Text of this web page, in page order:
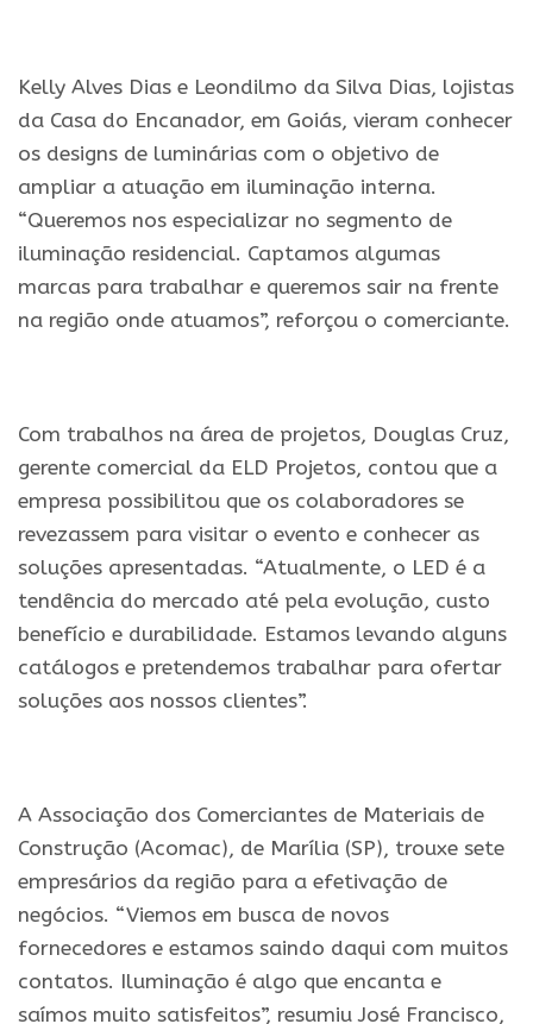
Kelly Alves Dias e Leondilmo da Silva Dias, lojistas
da Casa do Encanador, em Goiás, vieram conhecer
os designs de luminárias com o objetivo de
ampliar a atuação em iluminação interna.
“Queremos nos especializar no segmento de
iluminação residencial. Captamos algumas
marcas para trabalhar e queremos sair na frente
na região onde atuamos”, reforçou o comerciante.
Com trabalhos na área de projetos, Douglas Cruz,
gerente comercial da ELD Projetos, contou que a
empresa possibilitou que os colaboradores se
revezassem para visitar o evento e conhecer as
soluções apresentadas. “Atualmente, o LED é a
tendência do mercado até pela evolução, custo
benefício e durabilidade. Estamos levando alguns
catálogos e pretendemos trabalhar para ofertar
soluções aos nossos clientes”.
A Associação dos Comerciantes de Materiais de
Construção (Acomac), de Marília (SP), trouxe sete
empresários da região para a efetivação de
negócios. “Viemos em busca de novos
fornecedores e estamos saindo daqui com muitos
contatos. Iluminação é algo que encanta e
saímos muito satisfeitos”, resumiu José Francisco,